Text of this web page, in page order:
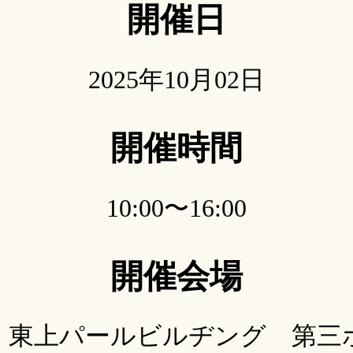
開催日
2025年10月02日
開催時間
10:00〜16:00
開催会場
東上パールビルヂング 第三